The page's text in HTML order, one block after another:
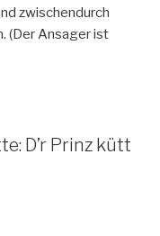
zwischendurch
(Der Ansager ist
D’r Prinz kütt